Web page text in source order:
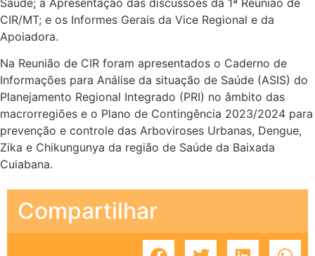
CIR/MT; e os Informes Gerais da Vice Regional e da
Apoiadora.
Na Reunião de CIR foram apresentados o Caderno de
Informações para Análise da situação de Saúde (ASIS) do
Planejamento Regional Integrado (PRI) no âmbito das
macrorregiões e o Plano de Contingência 2023/2024 para
prevenção e controle das Arboviroses Urbanas, Dengue,
Zika e Chikungunya da região de Saúde da Baixada
Cuiabana.
Compartilhar